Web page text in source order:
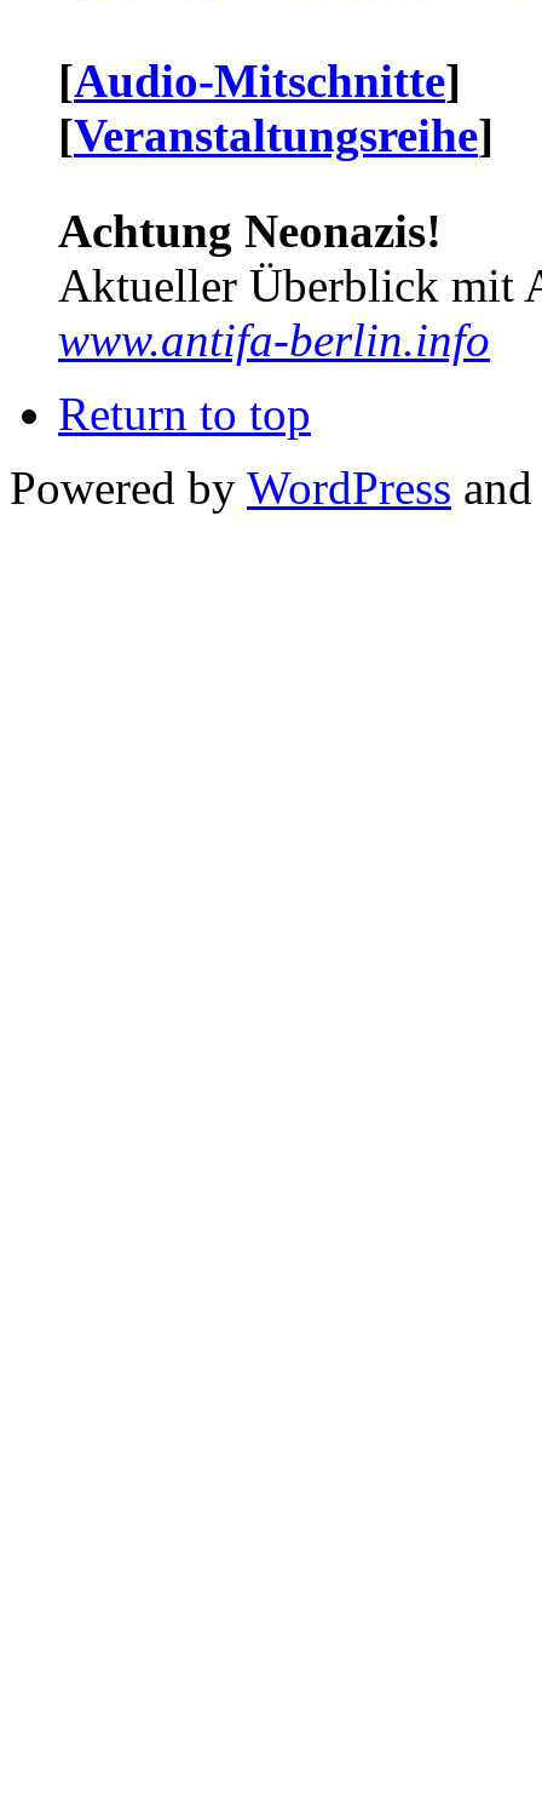
[Audio-Mitschnitte]
[Veranstaltungsreihe]
Achtung Neonazis!
Aktueller Überblick mit
www.antifa-berlin.info
Return to top
Powered by WordPress